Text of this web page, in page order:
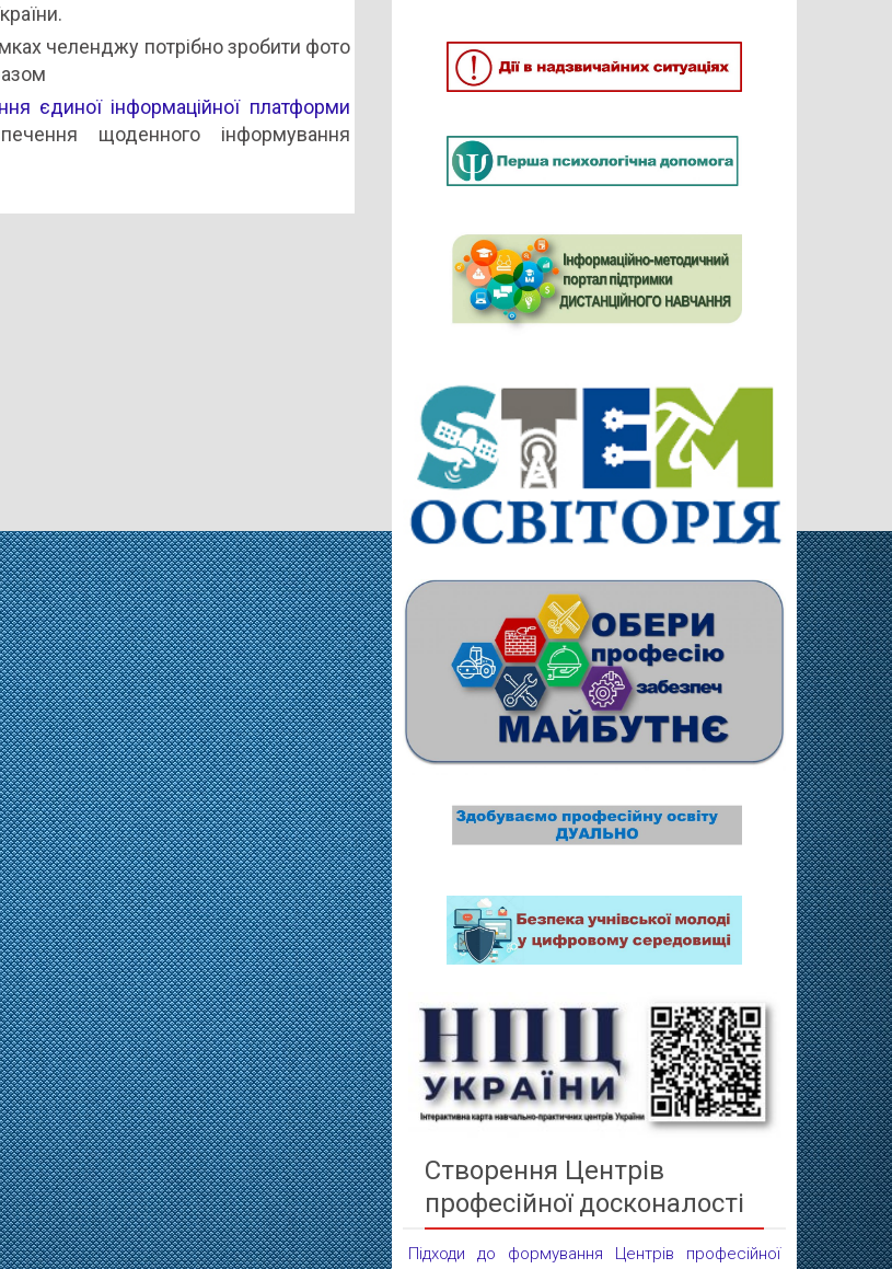
челенджу потрібно зробити фото
єдиної інформаційної платформи
щоденного інформування
Створення Центрів
професійної досконалості
Підходи до формування Центрів професійної